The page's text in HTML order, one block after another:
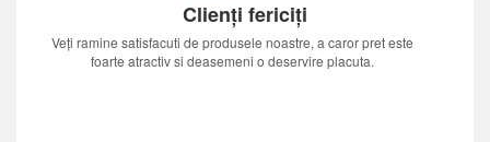
Clienți fericiți
Veți ramine satisfacuti de produsele noastre, a caror pret este
foarte atractiv si deasemeni o deservire placuta.